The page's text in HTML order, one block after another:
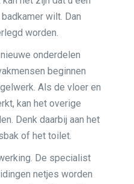
wilt. Dan
worden.
onderdelen
beginnen
Als de vloer en
kan het overige
Denk daarbij aan het
of het toilet.
De specialist
netjes worden